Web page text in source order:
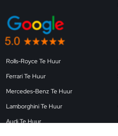
Rolls-Royce Te Huur
Ferrari Te Huur
Mercedes-Benz Te Huur
Lamborghini Te Huur
Audi Te Huur